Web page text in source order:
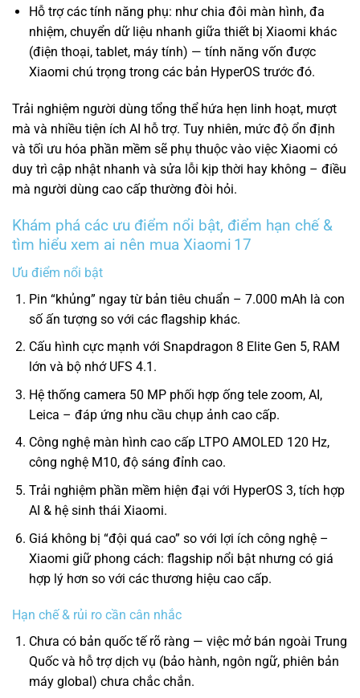
Hỗ trợ các tính năng phụ: như chia đôi màn hình, đa
nhiệm, chuyển dữ liệu nhanh giữa thiết bị Xiaomi khác
(điện thoại, tablet, máy tính) — tính năng vốn được
Xiaomi chú trọng trong các bản HyperOS trước đó.
Trải nghiệm người dùng tổng thể hứa hẹn linh hoạt, mượt
mà và nhiều tiện ích AI hỗ trợ. Tuy nhiên, mức độ ổn định
và tối ưu hóa phần mềm sẽ phụ thuộc vào việc Xiaomi có
duy trì cập nhật nhanh và sửa lỗi kịp thời hay không – điều
mà người dùng cao cấp thường đòi hỏi.
Khám phá các ưu điểm nổi bật, điểm hạn chế &
tìm hiểu xem ai nên mua Xiaomi 17
Ưu điểm nổi bật
Pin “khủng” ngay từ bản tiêu chuẩn – 7.000 mAh là con
số ấn tượng so với các flagship khác.
Cấu hình cực mạnh với Snapdragon 8 Elite Gen 5, RAM
lớn và bộ nhớ UFS 4.1.
Hệ thống camera 50 MP phối hợp ống tele zoom, AI,
Leica – đáp ứng nhu cầu chụp ảnh cao cấp.
Công nghệ màn hình cao cấp LTPO AMOLED 120 Hz,
công nghệ M10, độ sáng đỉnh cao.
Trải nghiệm phần mềm hiện đại với HyperOS 3, tích hợp
AI & hệ sinh thái Xiaomi.
Giá không bị “đội quá cao” so với lợi ích công nghệ –
Xiaomi giữ phong cách: flagship nổi bật nhưng có giá
hợp lý hơn so với các thương hiệu cao cấp.
Hạn chế & rủi ro cần cân nhắc
Chưa có bản quốc tế rõ ràng — việc mở bán ngoài Trung
Quốc và hỗ trợ dịch vụ (bảo hành, ngôn ngữ, phiên bản
máy global) chưa chắc chắn.